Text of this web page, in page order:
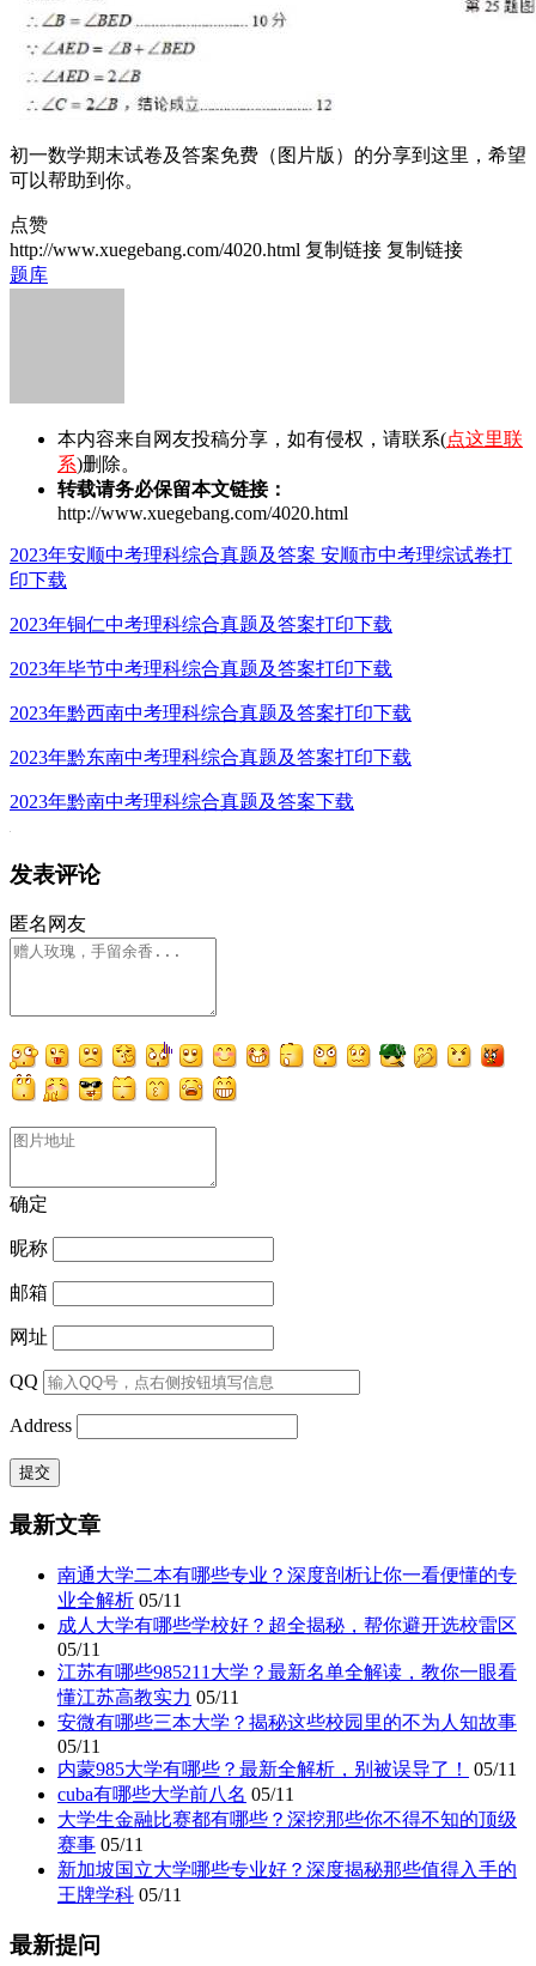
初一数学期末试卷及答案免费（图片版）的分享到这里，希望
可以帮助到你。
点赞
http://www.xuegebang.com/4020.html 复制链接 复制链接
题库
本内容来自网友投稿分享，如有侵权，请联系(点这里联
系)删除。
转载请务必保留本文链接：
http://www.xuegebang.com/4020.html
2023年安顺中考理科综合真题及答案 安顺市中考理综试卷打
印下载
2023年铜仁中考理科综合真题及答案打印下载
2023年毕节中考理科综合真题及答案打印下载
2023年黔西南中考理科综合真题及答案打印下载
2023年黔东南中考理科综合真题及答案打印下载
2023年黔南中考理科综合真题及答案下载
发表评论
匿名网友
确定
昵称
邮箱
网址
QQ
Address
最新文章
南通大学二本有哪些专业？深度剖析让你一看便懂的专
业全解析 05/11
成人大学有哪些学校好？超全揭秘，帮你避开选校雷区
05/11
江苏有哪些985211大学？最新名单全解读，教你一眼看
懂江苏高教实力 05/11
安微有哪些三本大学？揭秘这些校园里的不为人知故事
05/11
内蒙985大学有哪些？最新全解析，别被误导了！
05/11
cuba有哪些大学前八名 05/11
大学生金融比赛都有哪些？深挖那些你不得不知的顶级
赛事 05/11
新加坡国立大学哪些专业好？深度揭秘那些值得入手的
王牌学科 05/11
最新提问